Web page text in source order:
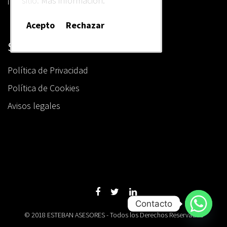
Sobre nosotros
Política de Privacidad
Política de Cookies
Avisos legales
© 2018 ESTEBAN ASESORES - Todos los Derechos Reservados
Acepto Rechazar
Contacto